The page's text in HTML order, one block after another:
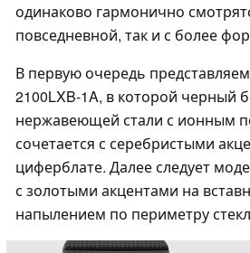
одинаково гармонично
повседневной, так и с более
В первую очередь
2100LXB-1A, в которой черный
нержавеющей стали с ионным
сочетается с серебристыми
циферблате. Далее следует
с золотыми акцентами на
напылением по периметру